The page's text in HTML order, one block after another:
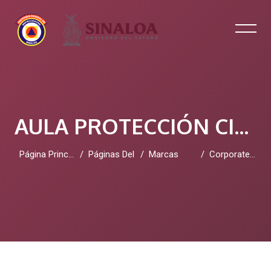
AULA PROTECCIÓN CIVIL SINALOA
Página Principal Páginas Del SitioMarcas Corporate Performance Management (CPM)